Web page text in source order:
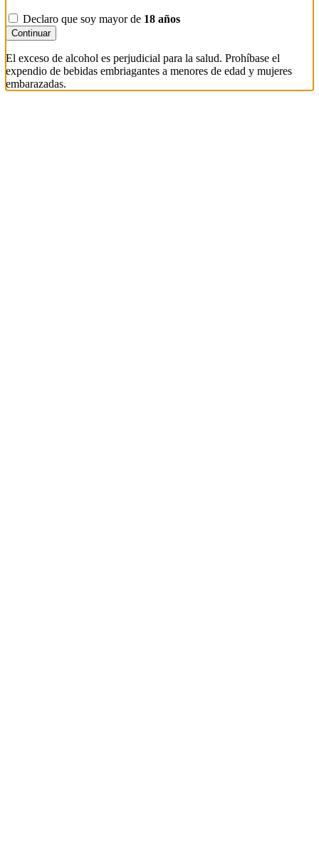
Declaro que soy mayor de 18 años
Continuar
El exceso de alcohol es perjudicial para la salud. Prohíbase el
expendio de bebidas embriagantes a menores de edad y mujeres
embarazadas.